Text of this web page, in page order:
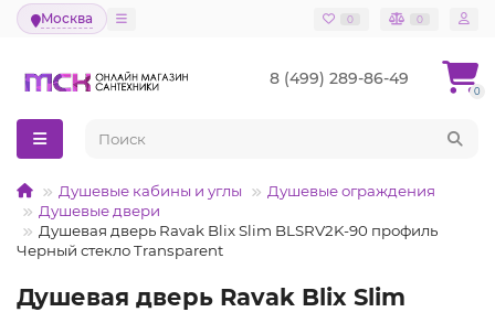
Москва 0 0
8 (499) 289-86-49
0
Душевые кабины и углы
Душевые ограждения
Душевые двери
Душевая дверь Ravak Blix Slim BLSRV2K-90 профиль
Черный стекло Transparent
Душевая дверь Ravak Blix Slim